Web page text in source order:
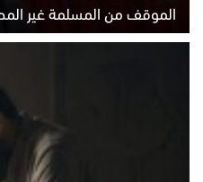
الموقف من المسلمة غير
الخميس 6 أغسطس 2026 10:45 ص